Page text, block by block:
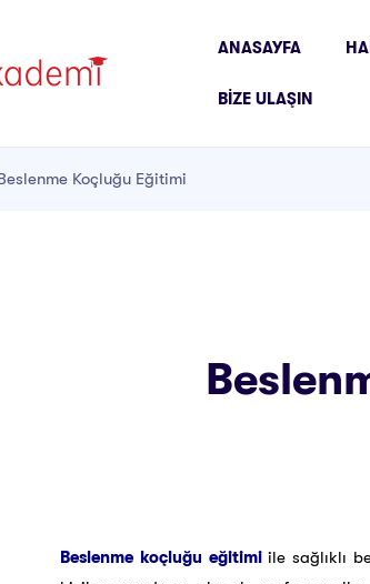
ANASAYFA
BIZE ULAŞIN
Koçluğu Eğitimi
Beslenme koçluğu eğitimiile sağlıklı